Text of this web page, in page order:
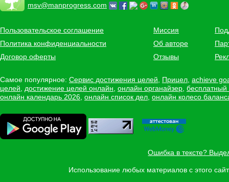
msv@manprogress.com
Пользовательское соглашение
Политика конфиденциальности
Договор оферты
Миссия
Об авторе
Отзывы
Самое популярное: Сервис достижения целей Прицел achieve
целей
достижение целей онлайн онлайн органайзер
онлайн календарь 2026 онлайн список дел онлайн колесо
Ошибка в тексте?
Использование любых материалов с этого
Задать вопрос